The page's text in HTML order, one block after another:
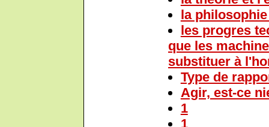
la
les progres
que les
substituer à
Type de
Agir, est-ce
1
1